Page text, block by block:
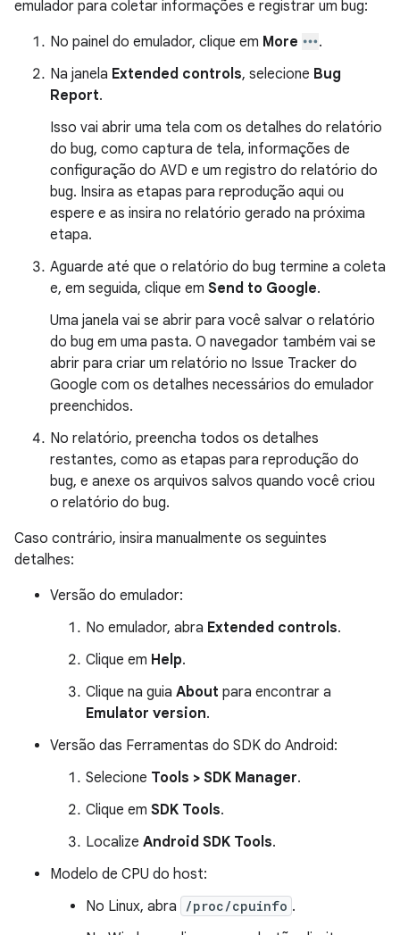
emulador para coletar informações e registrar um bug:
No painel do emulador, clique em More
.
Na janela Extended controls, selecione Bug
Report.
Isso vai abrir uma tela com os detalhes do relatório
do bug, como captura de tela, informações de
configuração do AVD e um registro do relatório do
bug. Insira as etapas para reprodução aqui ou
espere e as insira no relatório gerado na próxima
etapa.
Aguarde até que o relatório do bug termine a coleta
e, em seguida, clique em Send to Google.
Uma janela vai se abrir para você salvar o relatório
do bug em uma pasta. O navegador também vai se
abrir para criar um relatório no Issue Tracker do
Google com os detalhes necessários do emulador
preenchidos.
No relatório, preencha todos os detalhes
restantes, como as etapas para reprodução do
bug, e anexe os arquivos salvos quando você criou
o relatório do bug.
Caso contrário, insira manualmente os seguintes
detalhes:
Versão do emulador:
No emulador, abra Extended controls.
Clique em Help.
Clique na guia About para encontrar a
Emulator version.
Versão das Ferramentas do SDK do Android:
Selecione Tools > SDK Manager.
Clique em SDK Tools.
Localize Android SDK Tools.
Modelo de CPU do host:
No Linux, abra
/proc/cpuinfo .